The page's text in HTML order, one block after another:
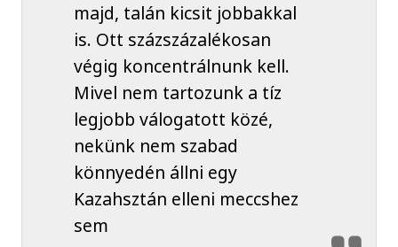
majd, talán kicsit jobbakkal
is. Ott százszázalékosan
végig koncentrálnunk kell.
Mivel nem tartozunk a tíz
legjobb válogatott közé,
nekünk nem szabad
könnyedén állni egy
Kazahsztán elleni meccshez
sem